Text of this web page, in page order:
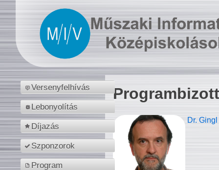
Versenyfelhívás
Lebonyolítás
Díjazás
Szponzorok
Program
Dr.